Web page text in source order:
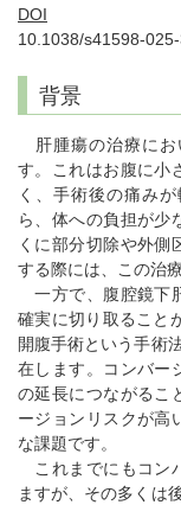
DOI
10.1038/s41598-
背景
肝腫瘍の治療にお
す。これはお腹に小
く、手術後の痛み
ら、体への負担が少
くに部分切除や外側
する際には、この治
一方で、腹腔鏡下
確実に切り取ること
開腹手術という手術
在します。コンバー
の延長につながるこ
ージョンリスクが高
な課題です。
これまでにもコン
ますが、その多くは